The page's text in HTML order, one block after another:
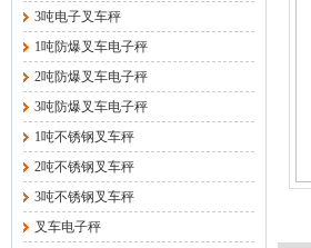
3吨电子叉车秤
1吨防爆叉车电子秤
2吨防爆叉车电子秤
3吨防爆叉车电子秤
1吨不锈钢叉车秤
2吨不锈钢叉车秤
3吨不锈钢叉车秤
叉车电子秤